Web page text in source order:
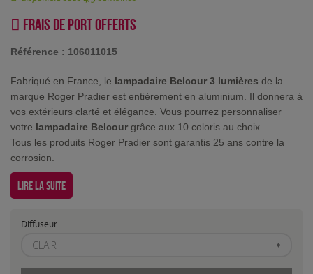
Frais de port offerts
Référence : 106011015
Fabriqué en France, le lampadaire Belcour 3 lumières de la
marque Roger Pradier est entièrement en aluminium. Il donnera à
vos extérieurs clarté et élégance. Vous pourrez personnaliser
votre lampadaire Belcour grâce aux 10 coloris au choix.
Tous les produits Roger Pradier sont garantis 25 ans contre la
corrosion.
Lire la suite
Diffuseur :
CLAIR